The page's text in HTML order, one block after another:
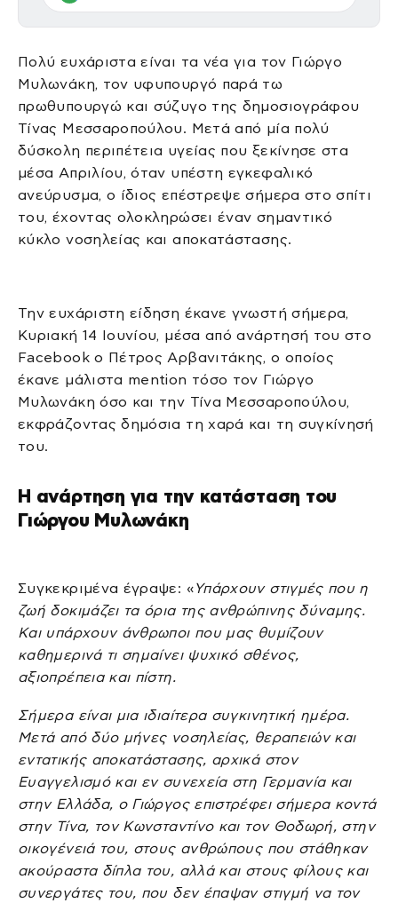
Πολύ ευχάριστα είναι τα νέα για τον Γιώργο
Μυλωνάκη, τον υφυπουργό παρά τω
πρωθυπουργώ και σύζυγο της δημοσιογράφου
Τίνας Μεσσαροπούλου. Μετά από μία πολύ
δύσκολη περιπέτεια υγείας που ξεκίνησε στα
μέσα Απριλίου, όταν υπέστη εγκεφαλικό
ανεύρυσμα, ο ίδιος επέστρεψε σήμερα στο σπίτι
του, έχοντας ολοκληρώσει έναν σημαντικό
κύκλο νοσηλείας και αποκατάστασης.
Την ευχάριστη είδηση έκανε γνωστή σήμερα,
Κυριακή 14 Ιουνίου, μέσα από ανάρτησή του στο
Facebook ο Πέτρος Αρβανιτάκης, ο οποίος
έκανε μάλιστα mention τόσο τον Γιώργο
Μυλωνάκη όσο και την Τίνα Μεσσαροπούλου,
εκφράζοντας δημόσια τη χαρά και τη συγκίνησή
του.
Η ανάρτηση για την κατάσταση του
Γιώργου Μυλωνάκη
Συγκεκριμένα έγραψε: «Υπάρχουν στιγμές που η
ζωή δοκιμάζει τα όρια της ανθρώπινης δύναμης.
Και υπάρχουν άνθρωποι που μας θυμίζουν
καθημερινά τι σημαίνει ψυχικό σθένος,
αξιοπρέπεια και πίστη.
Σήμερα είναι μια ιδιαίτερα συγκινητική ημέρα.
Μετά από δύο μήνες νοσηλείας, θεραπειών και
εντατικής αποκατάστασης, αρχικά στον
Ευαγγελισμό και εν συνεχεία στη Γερμανία και
στην Ελλάδα, ο Γιώργος επιστρέφει σήμερα κοντά
στην Τίνα, τον Κωνσταντίνο και τον Θοδωρή, στην
οικογένειά του, στους ανθρώπους που στάθηκαν
ακούραστα δίπλα του, αλλά και στους φίλους και
συνεργάτες του, που δεν έπαψαν στιγμή να τον